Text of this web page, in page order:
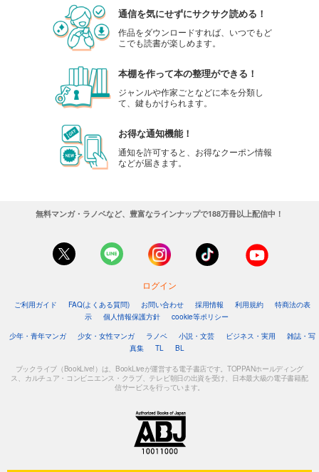
通信を気にせずにサクサク読める！
作品をダウンロードすれば、いつでもど
こでも読書が楽しめます。
本棚を作って本の整理ができる！
ジャンルや作家ごとなどに本を分類し
て、鍵もかけられます。
お得な通知機能！
通知を許可すると、お得なクーポン情報
などが届きます。
無料マンガ・ラノベなど、豊富なラインナップで188万冊以上配信中！
ログイン
ご利用ガイド FAQ(よくある質問) お問い合わせ 採用情報 利用規約
特商法の表
示
個人情報保護方針
cookie等ポリシー
少年・青年マンガ
少女・女性マンガ ラノベ 小説・文芸 ビジネス・実用
雑誌・写
真集
TL BL
ブックライブ（BookLive!）は、BookLiveが運営する電子書店です。TOPPANホールディング
ス、カルチュア・コンビニエンス・クラブ、テレビ朝日の出資を受け、日本最大級の電子書籍配
信サービスを行っています。